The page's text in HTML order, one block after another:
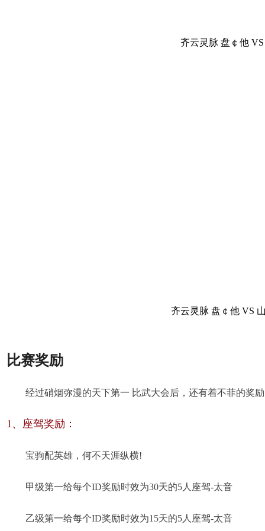
齐云灵脉 盘￠他
齐云灵脉 盘￠他 VS
比赛奖励
经过硝烟弥漫的天下第一 比武大会后，还有着不菲的奖励
1、座驾奖励：
宝驹配英雄，何不天涯纵横!
甲级第一给每个ID奖励时效为30天的5人座驾-太音
乙级第一给每个ID奖励时效为15天的5人座驾-太音